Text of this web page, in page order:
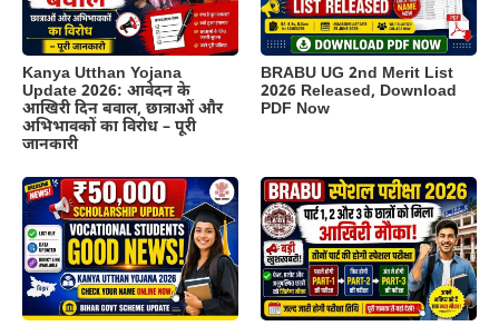
Kanya Utthan Yojana
Update 2026: आवेदन के
आखिरी दिन बवाल, छात्राओं और
अभिभावकों का विरोध – पूरी
जानकारी
BRABU UG 2nd Merit List
2026 Released, Download
PDF Now